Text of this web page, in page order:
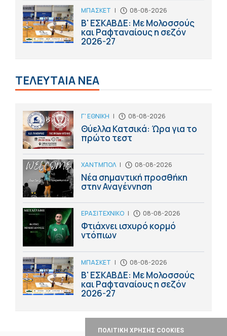
ΠΟΛΙΤΙΚΗ ΧΡΗΣΗΣ COOKIES
ΜΠΑΣΚΕΤ | 08-08-2026
Β' ΕΣΚΑΒΔΕ: Με Μολοσσούς
και Ραφταναίους η σεζόν
2026-27
ΤΕΛΕΥΤΑΙΑ ΝΕΑ
Γ' ΕΘΝΙΚΗ | 08-08-2026
Θύελλα Κατσικά: Ώρα για το
πρώτο τεστ
ΧΑΝΤΜΠΟΛ | 08-08-2026
Νέα σημαντική προσθήκη
στην Αναγέννηση
ΕΡΑΣΙΤΕΧΝΙΚΟ | 08-08-2026
Φτιάχνει ισχυρό κορμό
ντόπιων
ΜΠΑΣΚΕΤ | 08-08-2026
Β' ΕΣΚΑΒΔΕ: Με Μολοσσούς
και Ραφταναίους η σεζόν
2026-27